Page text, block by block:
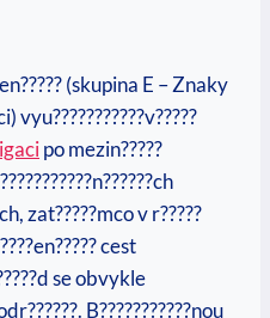
(skupina E – Znaky
po mezin?????
zat?????mco v r?????
cest
se obvykle
B???????????nou